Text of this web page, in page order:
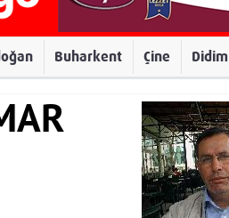
Buharkent Çine Didim